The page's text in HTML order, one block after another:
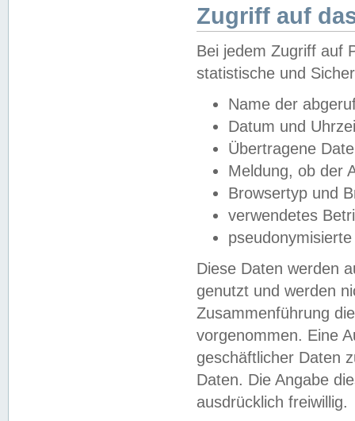
Zugriff auf
Bei jedem Zugriff auf
statistische und
Name der
Datum und
Übertragene
Meldung, ob der
Browsertyp und
verwendetes
Diese Daten werden
genutzt und werden
Zusammenführung
vorgenommen. Eine
geschäftlicher Daten
Daten. Die Angabe
ausdrücklich freiwillig.